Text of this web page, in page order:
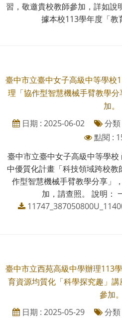
習，敬邀貴校教師參加，詳如說
據本校113學年度「教
臺中市立臺中女子高級中等學校
理「協作型智慧機械手臂教學
加。
日期 : 2025-06-02
分類
點閱 :
臺中市立臺中女子高級中等學
中優質化計畫「科技領域跨校
作型智慧機械手臂教學分享」
加，請查照。 說明：
臺中市立西苑高級中學辦理113
育資源均質化「科學探究趣」
參加。
日期 : 2025-05-29
分類